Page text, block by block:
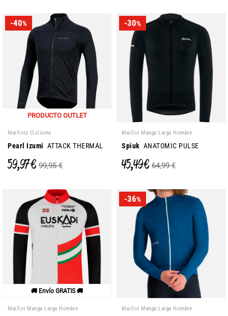
-40%
PRODUCTO OUTLET
Maillots Ciclismo
Pearl Izumi ATTACK THERMAL
59,97 € 99,95 €
-30%
Maillot Manga Larga Hombre
Spiuk ANATOMIC PULSE
45,49 € 64,99 €
🚚 Envío GRATIS 🚚
Maillot Manga Larga Hombre
-36%
Maillot Manga Larga Hombre